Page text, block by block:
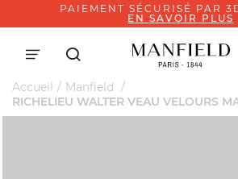
PAIEMENT SÉCURISÉ PAR
EN SAVOIR PLUS
Accueil
Manfield
RICHELIEU WALTER VEAU VELOURS